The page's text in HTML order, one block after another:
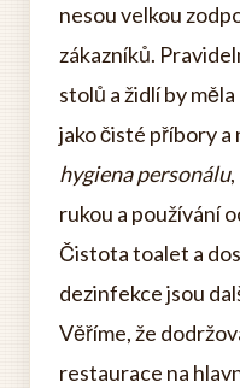
nesou velkou
zákazníků.
stolů a židlí by
jako čisté příbory a
hygiena personálu
rukou a používání
Čistota toalet a
dezinfekce jsou
Věříme, že
restaurace na